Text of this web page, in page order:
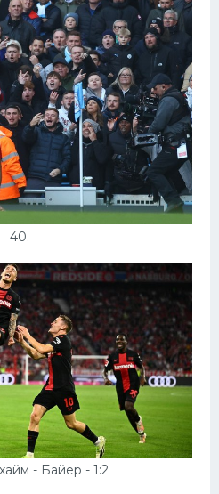
40.
- Байер - 1:2